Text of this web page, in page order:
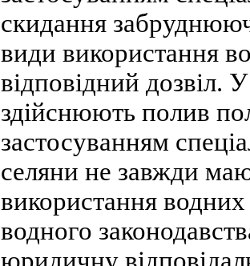
скидання
види використання
відповідний дозвіл.
здійснюють полив
застосуванням
селяни не завжди
використання
водного